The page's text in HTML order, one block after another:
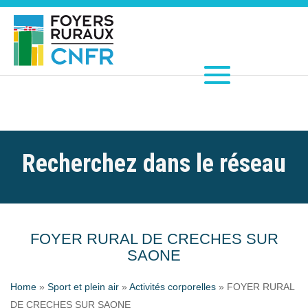
Recherchez dans le réseau
FOYER RURAL DE CRECHES SUR
SAONE
Home » Sport et plein air » Activités corporelles » FOYER RURAL
DE CRECHES SUR SAONE